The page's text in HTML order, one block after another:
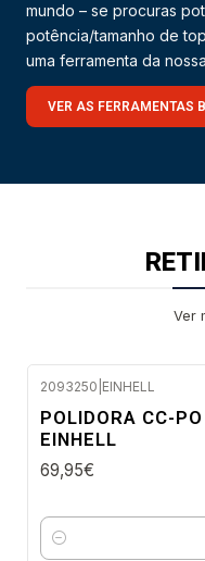
mundo – se procuras
potência/tamanho de
uma ferramenta da
VER AS FERRAMENTAS
Ver
2093250 EINHELL
POLIDORA CC-
EINHELL
69,95€
Quantidade